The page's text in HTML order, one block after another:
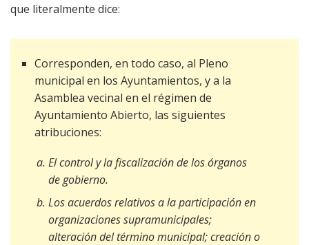
Filgueira
O Freixo
Quintela
Ribeira
Sendelle
Vilar
Casas rurales
Patrimonio
Rutas de
senderismo
Empleo
Noticias
Sede electrónica
Perfil do
Transparencia
Servicios
Bienestar social
deportivas
Sanidad
Educación
Contacto
que literalmente dice:
Corresponden, en todo caso, al Pleno
municipal en los Ayuntamientos, y a la
Asamblea vecinal en el régimen de
Ayuntamiento Abierto, las siguientes
atribuciones:
El control y la fiscalización de los órganos
de gobierno.
Los acuerdos relativos a la participación en
organizaciones supramunicipales;
alteración del término municipal; creación o